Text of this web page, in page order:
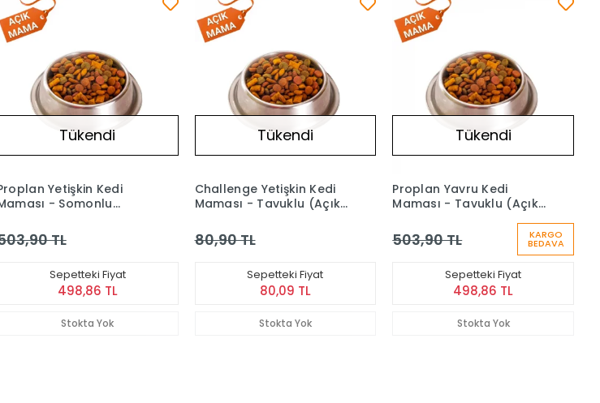
Tükendi
Yetişkin Kedi
- Somonlu
TL
Sepetteki Fiyat
498,86 TL
Stokta Yok
Tükendi
Challenge Yetişkin Kedi
Maması - Tavuklu (Açık)
80,90 TL
Sepetteki Fiyat
80,09 TL
Stokta Yok
Tükendi
Proplan Yavru Kedi
Maması - Tavuklu (Açık)
503,90 TL KARGO
BEDAVA
Sepetteki Fiyat
498,86 TL
Stokta Yok